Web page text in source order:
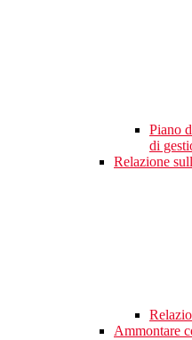
Piano
di
Relazione
Ammontare